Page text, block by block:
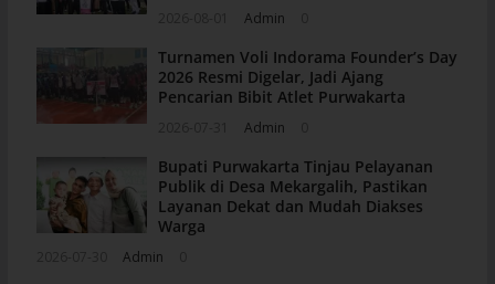
Admin
Turnamen Voli Indorama Founder’s Day
2026 Resmi Digelar, Jadi Ajang
Pencarian Bibit Atlet Purwakarta
Admin
Bupati Purwakarta Tinjau Pelayanan
Publik di Desa Mekargalih, Pastikan
Layanan Dekat dan Mudah Diakses
Warga
Admin